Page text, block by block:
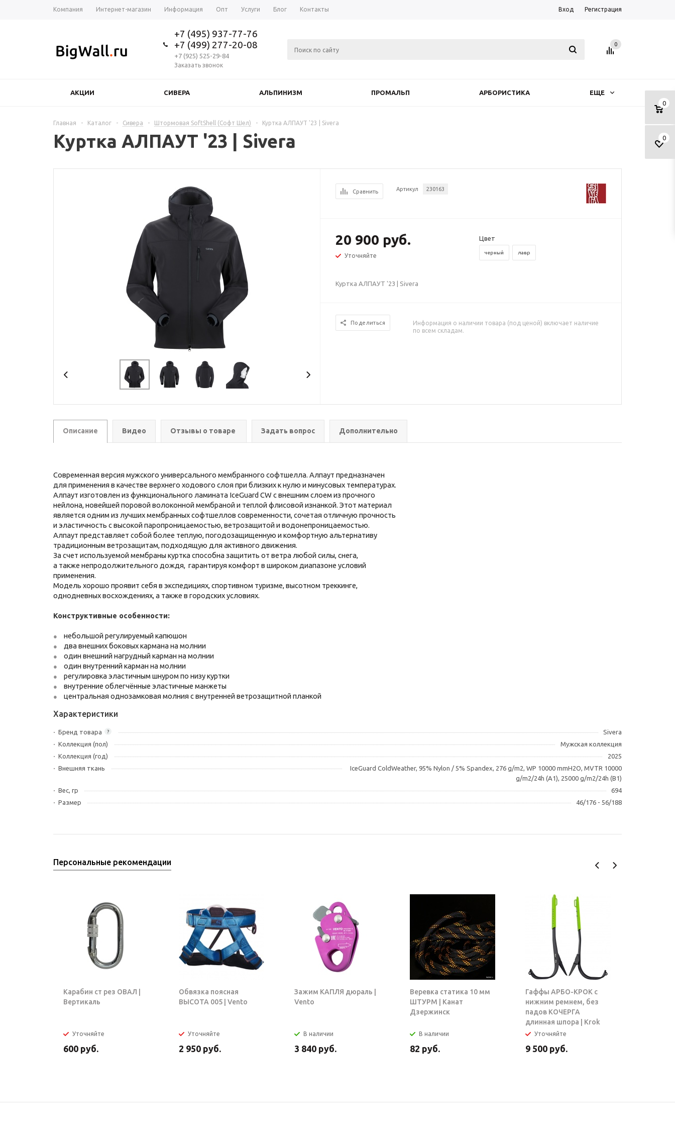
Компания Интернет-магазин Информация Опт Услуги Блог Контакты Вход Регистрация
+7 (495) 937-77-76
+7 (499) 277-20-08
+7 (925) 525-29-84
Заказать звонок
0
0
0
АКЦИИ СИВЕРА АЛЬПИНИЗМ ПРОМАЛЬП АРБОРИСТИКА ЕЩЕ
Главная - Каталог - Сивера - Штормовая SoftShell (Софт Шел) - Куртка АЛПАУТ '23 | Sivera
Куртка АЛПАУТ '23 | Sivera
Сравнить Артикул 230163
20 900 руб.
Уточняйте
Цвет
черный лавр
Куртка АЛПАУТ '23 | Sivera
Поделиться
Информация о наличии товара (под ценой) включает наличие
по всем складам.
Описание Видео Отзывы о товаре Задать вопрос Дополнительно
Современная версия мужского универсального мембранного софтшелла. Алпаут предназначен
для применения в качестве верхнего ходового слоя при близких к нулю и минусовых температурах.
Алпаут изготовлен из функционального ламината IceGuard CW с внешним слоем из прочного
нейлона, новейшей поровой волоконной мембраной и теплой флисовой изнанкой. Этот материал
является одним из лучших мембранных софтшеллов современности, сочетая отличную прочность
и эластичность с высокой паропроницаемостью, ветрозащитой и водонепроницаемостью.
Алпаут представляет собой более теплую, погодозащищенную и комфортную альтернативу
традиционным ветрозащитам, подходящую для активного движения.
За счет используемой мембраны куртка способна защитить от ветра любой силы, снега,
а также непродолжительного дождя, гарантируя комфорт в широком диапазоне условий
применения.
Модель хорошо проявит себя в экспедициях, спортивном туризме, высотном треккинге,
однодневных восхождениях, а также в городских условиях.
Конструктивные особенности:
небольшой регулируемый капюшон
два внешних боковых кармана на молнии
один внешний нагрудный карман на молнии
один внутренний карман на молнии
регулировка эластичным шнуром по низу куртки
внутренние облегчённые эластичные манжеты
центральная однозамковая молния с внутренней ветрозащитной планкой
Характеристики
?
Бренд товара
Sivera
Коллекция (пол)
Мужская коллекция
Коллекция (год)
2025
Внешняя ткань
IceGuard ColdWeather, 95% Nylon / 5% Spandex, 276 g/m2, WP 10000 mmH2O, MVTR 10000
g/m2/24h (A1), 25000 g/m2/24h (B1)
Вес, гр
694
Размер
46/176 - 56/188
Персональные рекомендации
Карабин ст рез ОВАЛ |
Вертикаль
Уточняйте
600 руб.
Обвязка поясная
ВЫСОТА 005 | Vento
Уточняйте
2 950 руб.
Зажим КАПЛЯ дюраль |
Vento
В наличии
3 840 руб.
Веревка статика 10 мм
ШТУРМ | Канат
Дзержинск
В наличии
82 руб.
Гаффы АРБО-КРОК с
нижним ремнем, без
падов КОЧЕРГА
длинная шпора | Krok
Уточняйте
9 500 руб.